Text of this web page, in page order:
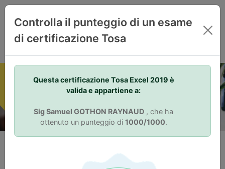
Your Skills. Your Advantage.
Attestazione delle competenze
Controlla il punteggio di un esame
di certificazione Tosa
Questa certificazione Tosa Excel 2019 è
valida e appartiene a:
Sig Samuel GOTHON RAYNAUD , che ha
ottenuto un punteggio di 1000/1000.